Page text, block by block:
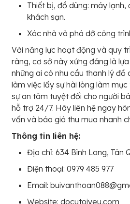
Thiết bị, đồ dùng: máy lạnh,
khách sạn.
Xác nhà và phá dỡ công
Với năng lực hoạt động và quy
ràng, cơ sở này xứng đáng là
những ai có nhu cầu thanh lý đồ
làm việc lấy sự hài lòng làm
sự an tâm tuyệt đối cho người
hỗ trợ 24/7. Hãy liên hệ ngay
vấn và báo giá thu mua nhanh
Thông tin liên hệ:
Địa chỉ: 634 Bình Long, Tân
Điện thoại: 0979 485 977
Email:
Website: docutoiyeu.com